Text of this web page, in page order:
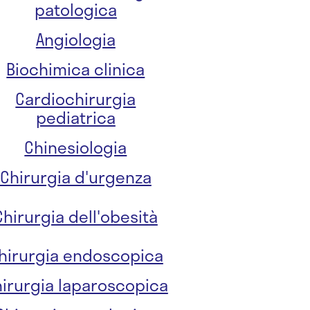
patologica
Angiologia
Biochimica clinica
Cardiochirurgia
pediatrica
Chinesiologia
Chirurgia d'urgenza
dell'obesità
endoscopica
laparoscopica